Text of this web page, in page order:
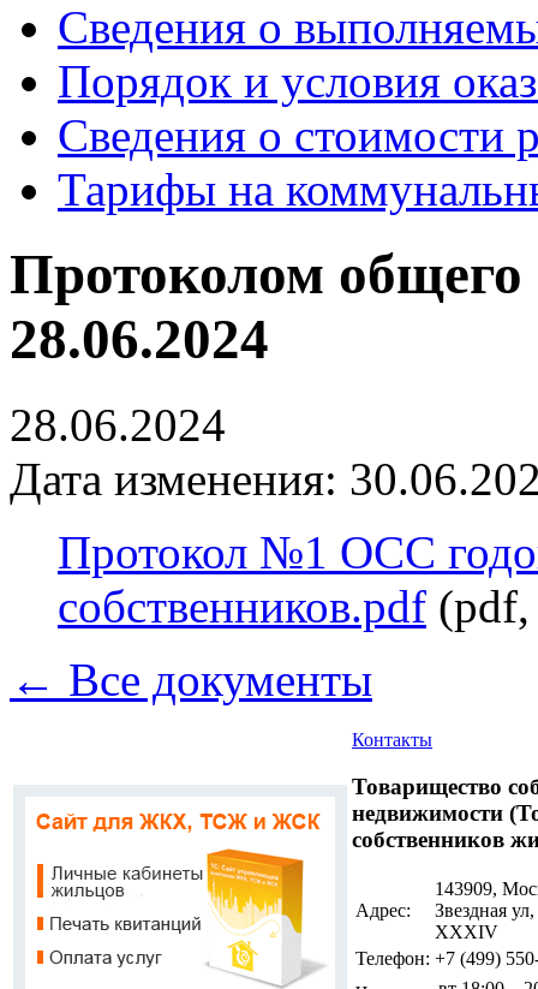
Сведения о
Порядок и условия
Сведения о стоимости
Тарифы на
Протоколом общего
28.06.2024
28.06.2024
Дата изменения:
Протокол №1 ОСС
собственников.pdf
← Все документы
Контакты
Товарищество
недвижимости
собственников
Адрес:
143909,
Звездная
ХХХIV
Телефон: +7 (499)